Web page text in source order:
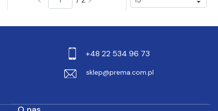
+48 22 534 96 73
sklep@prema.com.pl